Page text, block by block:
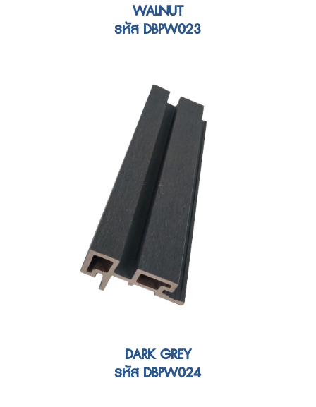
WALNUT
รหัส DBPW023
DARK GREY
รหัส DBPW024